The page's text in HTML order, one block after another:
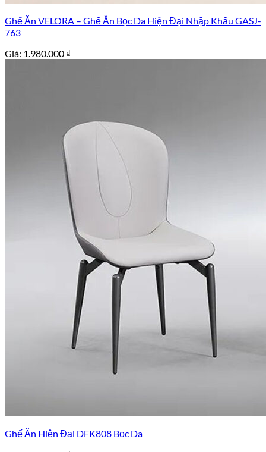
Ghế Ăn VELORA – Ghế Ăn Bọc Da Hiện Đại Nhập Khẩu GASJ-
763
Giá: 1.980.000 ₫
Ghế Ăn Hiện Đại DFK808 Bọc Da